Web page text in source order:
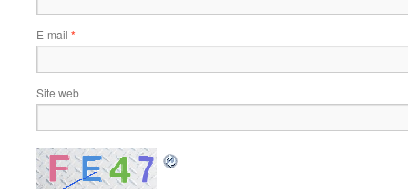
E-mail *
Site web